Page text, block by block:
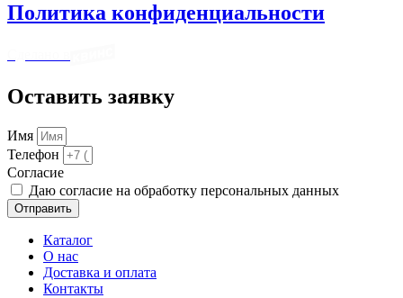
Политика конфиденциальности
Оставить заявку
Имя
Телефон
Cогласие
Даю согласие на обработку персональных данных
Отправить
Каталог
О нас
Доставка и оплата
Контакты